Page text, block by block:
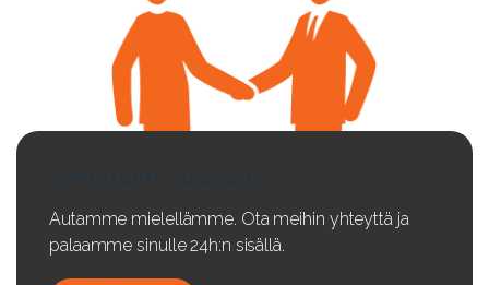
Autamme mielellämme. Ota meihin yhteyttä ja
palaamme sinulle 24h:n sisällä.